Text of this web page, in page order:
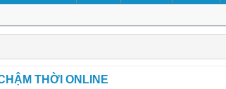
THỜI ONLINE